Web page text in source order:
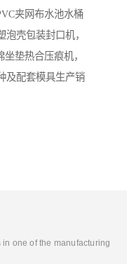
夹网布水池水桶
壳包装封口机，
垫热合压痕机，
及配套模具生产销
one of the manufacturing